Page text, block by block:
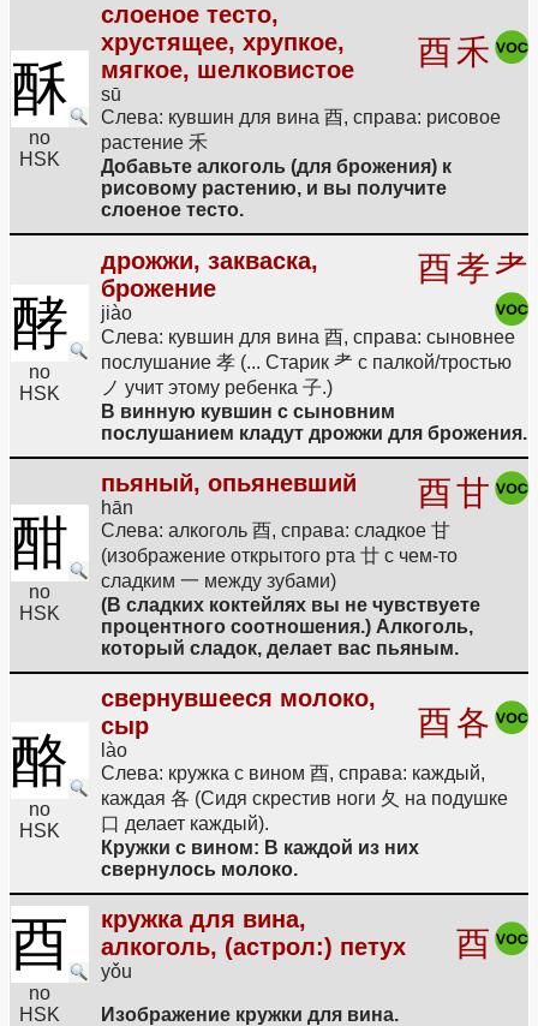
酥
no
HSK
слоеное тесто,
хрустящее, хрупкое,
мягкое, шелковистое
sū
酉禾
Слева: кувшин для вина 酉, справа: рисовое
растение 禾
Добавьте алкоголь (для брожения) к
рисовому растению, и вы получите
слоеное тесто.
酵
no
HSK
дрожжи, закваска,
брожение
jiào
酉孝耂
Слева: кувшин для вина 酉, справа: сыновнее
послушание 孝 (... Старик 耂 с палкой/тростью
ノ учит этому ребенка 子.)
В винную кувшин с сыновним
послушанием кладут дрожжи для брожения.
酣
no
HSK
пьяный, опьяневший
hān 酉甘
Слева: алкоголь 酉, справа: сладкое 甘
(изображение открытого рта 廿 с чем-то
сладким 一 между зубами)
(В сладких коктейлях вы не чувствуете
процентного соотношения.) Алкоголь,
который сладок, делает вас пьяным.
酪
no
HSK
свернувшееся молоко,
сыр
lào
酉各
Слева: кружка с вином 酉, справа: каждый,
каждая 各 (Сидя скрестив ноги 夂 на подушке
口 делает каждый).
Кружки с вином: В каждой из них
свернулось молоко.
酉
no
HSK
кружка для вина,
алкоголь, (астрол:) петух
yǒu
酉
Изображение кружки для вина.